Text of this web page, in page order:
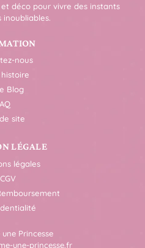
déco pour vivre des instants
inoubliables.
nous
Blog
site
LÉGALE
légales
CGV
Princesse
une-princesse.fr